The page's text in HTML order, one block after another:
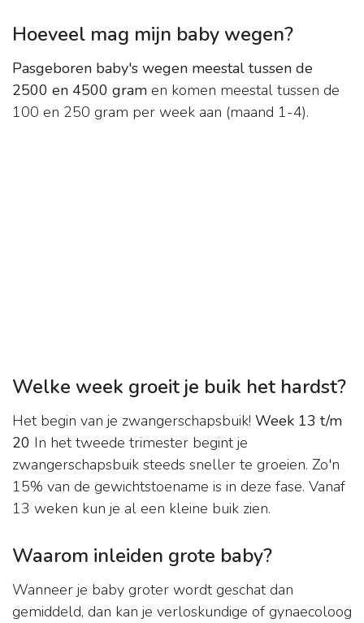
Hoeveel mag mijn baby wegen?
Pasgeboren baby's wegen meestal tussen de
2500 en 4500 gram en komen meestal tussen de
100 en 250 gram per week aan (maand 1-4).
Welke week groeit je buik het hardst?
Het begin van je zwangerschapsbuik! Week 13 t/m
20 In het tweede trimester begint je
zwangerschapsbuik steeds sneller te groeien. Zo'n
15% van de gewichtstoename is in deze fase. Vanaf
13 weken kun je al een kleine buik zien.
Waarom inleiden grote baby?
Wanneer je baby groter wordt geschat dan
gemiddeld, dan kan je verloskundige of gynaecoloog